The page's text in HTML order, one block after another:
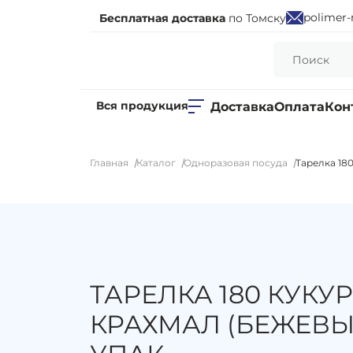
Бесплатная доставка по Томску
Вся продукция ДоставкаОплата
Главная Каталог Одноразовая посуда Тарелка
ТАРЕЛКА 180
КРАХМАЛ